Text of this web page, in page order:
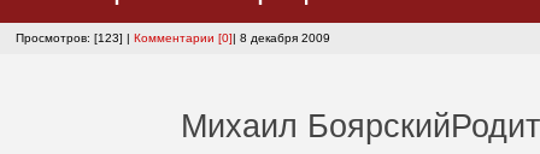
Просмотров: [123] | Комментарии [0]| 8 декабря 2009
Михаил Боярский